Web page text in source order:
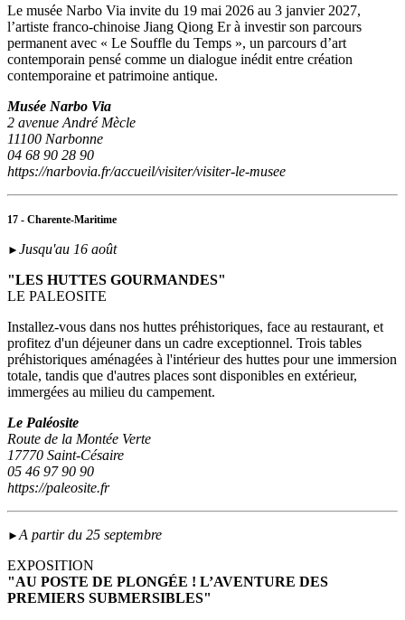
Le musée Narbo Via invite du 19 mai 2026 au 3 janvier 2027,
l’artiste franco-chinoise Jiang Qiong Er à investir son parcours
permanent avec « Le Souffle du Temps », un parcours d’art
contemporain pensé comme un dialogue inédit entre création
contemporaine et patrimoine antique.
Musée Narbo Via
2 avenue André Mècle
11100 Narbonne
04 68 90 28 90
https://narbovia.fr/accueil/visiter/visiter-le-musee
17 - Charente-Maritime
► Jusqu'au 16 août
"LES HUTTES GOURMANDES"
LE PALEOSITE
Installez-vous dans nos huttes préhistoriques, face au restaurant, et
profitez d'un déjeuner dans un cadre exceptionnel. Trois tables
préhistoriques aménagées à l'intérieur des huttes pour une immersion
totale, tandis que d'autres places sont disponibles en extérieur,
immergées au milieu du campement.
Le Paléosite
Route de la Montée Verte
17770 Saint-Césaire
05 46 97 90 90
https://paleosite.fr
►A partir du 25 septembre
EXPOSITION
"AU POSTE DE PLONGÉE ! L’AVENTURE DES
PREMIERS SUBMERSIBLES"